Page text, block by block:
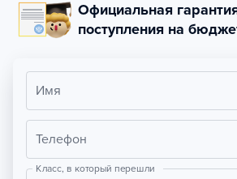
Официальная
поступления на
Имя
Телефон
Класс, в который перешли